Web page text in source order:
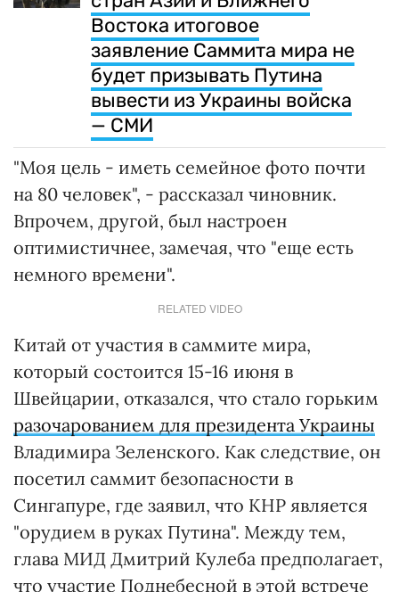
Востока итоговое
заявление Саммита мира не
будет призывать Путина
вывести из Украины войска
— СМИ
"Моя цель - иметь семейное фото почти
на 80 человек", - рассказал чиновник.
Впрочем, другой, был настроен
оптимистичнее, замечая, что "еще есть
немного времени".
RELATED VIDEO
Китай от участия в саммите мира,
который состоится 15-16 июня в
Швейцарии, отказался, что стало горьким
разочарованием для президента Украины
Владимира Зеленского. Как следствие, он
посетил саммит безопасности в
Сингапуре, где заявил, что КНР является
"орудием в руках Путина". Между тем,
глава МИД Дмитрий Кулеба предполагает,
что участие Поднебесной в этой встрече